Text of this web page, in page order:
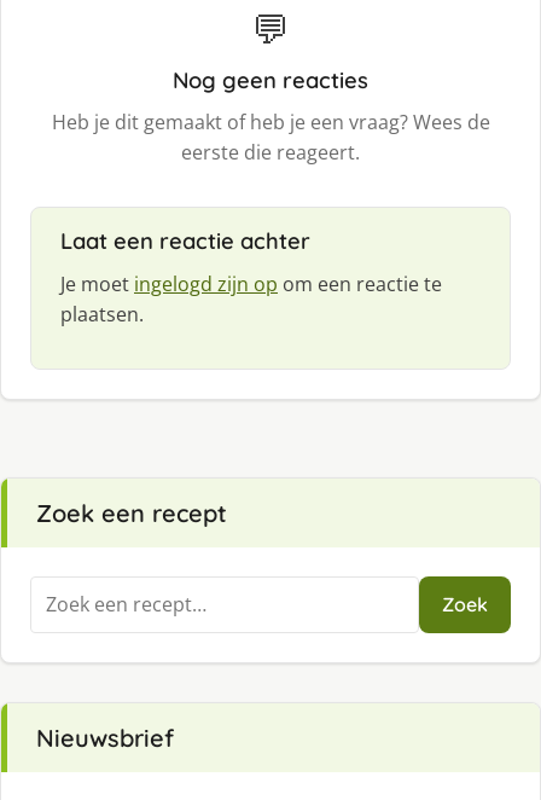
💬
Nog geen reacties
Heb je dit gemaakt of heb je een vraag? Wees de
eerste die reageert.
Laat een reactie achter
Je moet ingelogd zijn op om een reactie te
plaatsen.
Zoek een recept
Zoeken
naar:
Zoek
Nieuwsbrief